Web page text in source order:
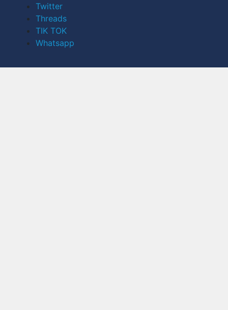
Twitter
Threads
TIK TOK
Whatsapp